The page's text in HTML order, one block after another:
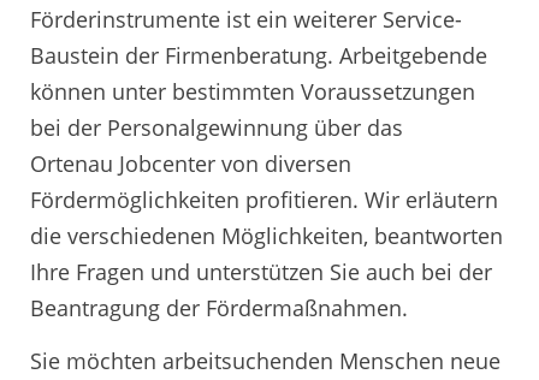
Förderinstrumente ist ein weiterer Service-
Baustein der Firmenberatung. Arbeitgebende
können unter bestimmten Voraussetzungen
bei der Personalgewinnung über das
Ortenau Jobcenter von diversen
Fördermöglichkeiten profitieren. Wir erläutern
die verschiedenen Möglichkeiten, beantworten
Ihre Fragen und unterstützen Sie auch bei der
Beantragung der Fördermaßnahmen.
Sie möchten arbeitsuchenden Menschen neue